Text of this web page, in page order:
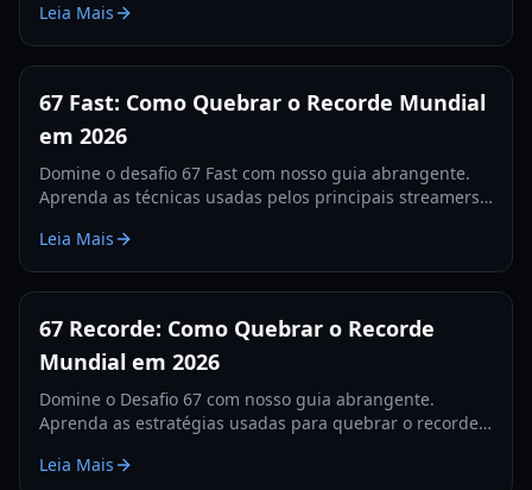
mundial em 2026.
Leia Mais
67 Fast: Como Quebrar o Recorde Mundial
em 2026
Domine o desafio 67 Fast com nosso guia abrangente.
Aprenda as técnicas usadas pelos principais streamers
classificação.
Leia Mais
67 Recorde: Como Quebrar o Recorde
Mundial em 2026
Domine o Desafio 67 com nosso guia abrangente.
Aprenda as estratégias usadas para quebrar o recorde
Leia Mais